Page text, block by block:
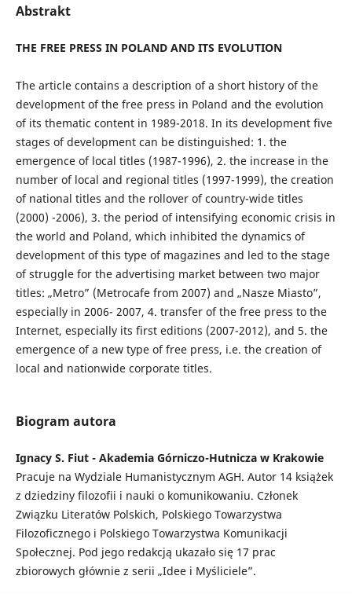
Abstrakt
THE FREE PRESS IN POLAND AND ITS EVOLUTION
The article contains a description of a short history of the
development of the free press in Poland and the evolution
of its thematic content in 1989-2018. In its development five
stages of development can be distinguished: 1. the
emergence of local titles (1987-1996), 2. the increase in the
number of local and regional titles (1997-1999), the creation
of national titles and the rollover of country-wide titles
(2000) -2006), 3. the period of intensifying economic crisis in
the world and Poland, which inhibited the dynamics of
development of this type of magazines and led to the stage
of struggle for the advertising market between two major
titles: „Metro” (Metrocafe from 2007) and „Nasze Miasto”,
especially in 2006- 2007, 4. transfer of the free press to the
Internet, especially its first editions (2007-2012), and 5. the
emergence of a new type of free press, i.e. the creation of
local and nationwide corporate titles.
Biogram autora
Ignacy S. Fiut - Akademia Górniczo-Hutnicza w Krakowie
Pracuje na Wydziale Humanistycznym AGH. Autor 14 książek
z dziedziny filozofii i nauki o komunikowaniu. Członek
Związku Literatów Polskich, Polskiego Towarzystwa
Filozoficznego i Polskiego Towarzystwa Komunikacji
Społecznej. Pod jego redakcją ukazało się 17 prac
zbiorowych głównie z serii „Idee i Myśliciele”.